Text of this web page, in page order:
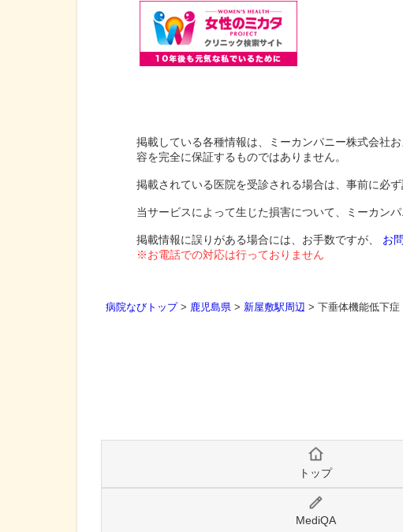
掲載している各種情報は、ミーカンパニー株式会社
容を完全に保証するものではありません。
掲載されている医院を受診される場合は、事前に必
当サービスによって生じた損害について、ミーカン
掲載情報に誤りがある場合には、お手数ですが、 お
※お電話での対応は行っておりません
病院なびトップ> 鹿児島県 > 新屋敷駅周辺 > 下垂体機能低下症
トップ
MediQA